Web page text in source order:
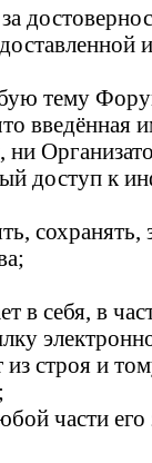
тему
введённая
ни
доступ к
сохранять,
в себя, в
строя и
части